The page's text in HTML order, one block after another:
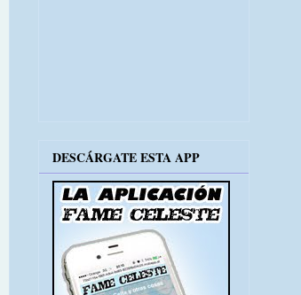
DESCÁRGATE ESTA APP